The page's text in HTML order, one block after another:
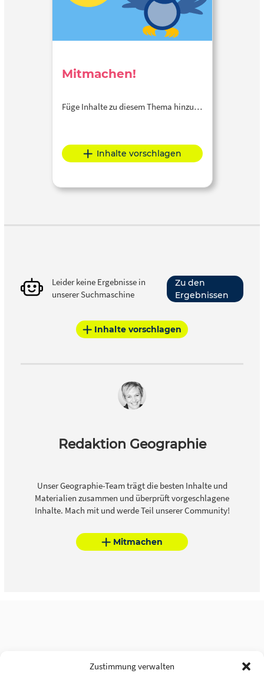
Zustimmung verwalten
Mitmachen!
Füge Inhalte zu diesem Thema hinzu…
Inhalte vorschlagen
Leider keine Ergebnisse in
unserer Suchmaschine
Zu den
Ergebnissen
Inhalte vorschlagen
Redaktion Geographie
Unser Geographie-Team trägt die besten Inhalte und
Materialien zusammen und überprüft vorgeschlagene
Inhalte. Mach mit und werde Teil unserer Community!
Mitmachen